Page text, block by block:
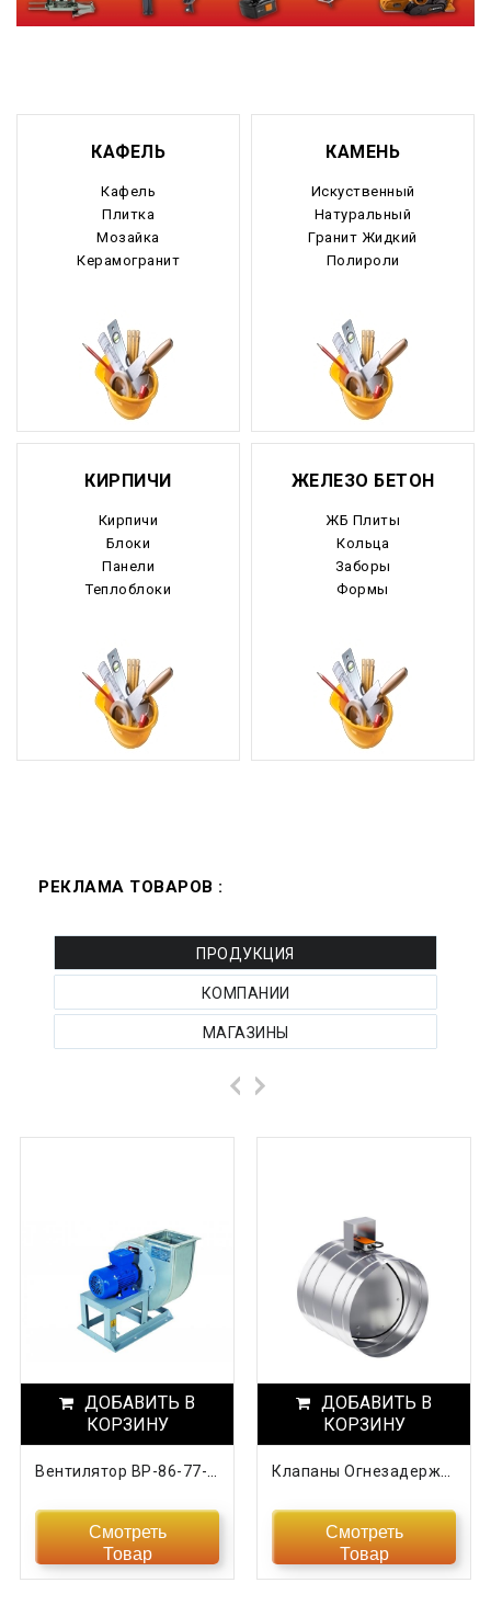
КАФЕЛЬ
Кафель
Плитка
Мозайка
Керамогранит
КАМЕНЬ
Искуственный
Натуральный
Гранит Жидкий
Полироли
КИРПИЧИ
Кирпичи
Блоки
Панели
Теплоблоки
ЖЕЛЕЗО БЕТОН
ЖБ Плиты
Кольца
Заборы
Формы
РЕКЛАМА ТОВАРОВ :
ПРОДУКЦИЯ
КОМПАНИИ
МАГАЗИНЫ
ДОБАВИТЬ В
КОРЗИНУ
Смотреть
Товар
ДОБАВИТЬ В
КОРЗИНУ
Смотреть
Товар